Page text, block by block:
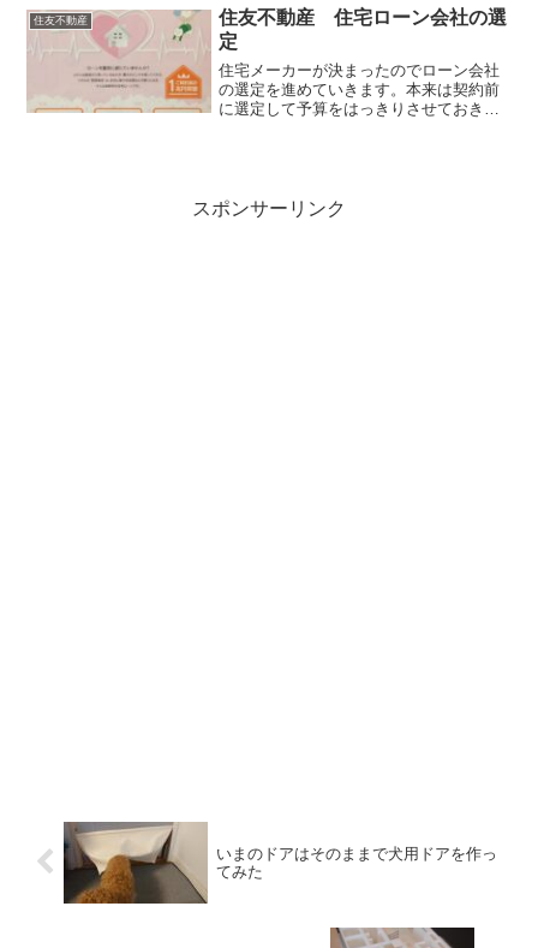
は現地を見ながら詳細を詰めていきたい
とのことで現場に来られました。
住友不動産
住友不動産 住宅ローン会社の選
定
住宅メーカーが決まったのでローン会社
の選定を進めていきます。本来は契約前
に選定して予算をはっきりさせておきた
スポンサーリンク
いまのドアはそのままで犬用ドアを作っ
てみた